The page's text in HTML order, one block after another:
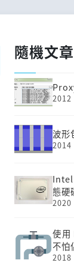
隨機文章
2012
波形
2014
Intel
態硬
2020
使用
不怕
2018